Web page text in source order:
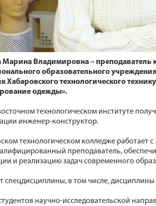
Марина Владимировна – преподаватель
образовательного
Хабаровского технологического
одежды».
технологическом институте
инженер-конструктор.
технологическом колледже работает
преподаватель,
и реализацию задач современного
спецдисциплины, в том числе,
научно-исследовательской